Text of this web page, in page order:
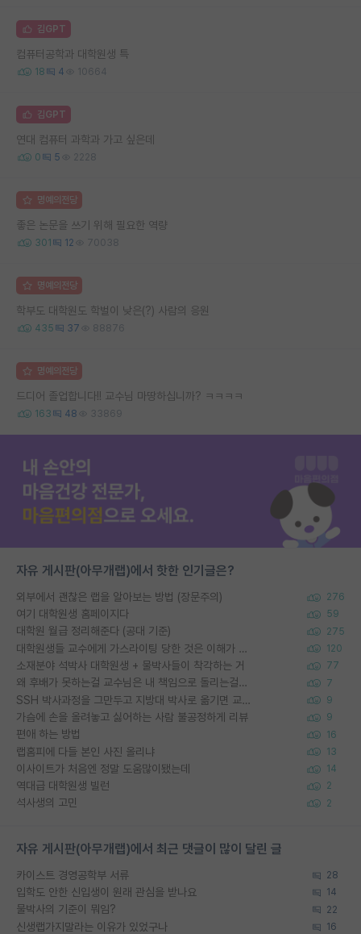
김GPT
컴퓨터공학과 대학원생 특
18 4 10664
김GPT
연대 컴퓨터 과학과 가고 싶은데
0 5 2228
명예의전당
좋은 논문을 쓰기 위해 필요한 역량
301 12 70038
명예의전당
학부도 대학원도 학벌이 낮은(?) 사람의 응원
435 37 88876
명예의전당
드디어 졸업합니다!! 교수님 마땅하십니까? ㅋㅋㅋㅋ
163 48 33869
자유 게시판(아무개랩)에서 핫한 인기글은?
외부에서 괜찮은 랩을 알아보는 방법 (장문주의) 276
여기 대학원생 홈페이지다 59
대학원 월급 정리해준다 (공대 기준) 275
대학원생들 교수에게 가스라이팅 당한 것은 이해가 갑니다. 안타깝네요. 120
소재분야 석박사 대학원생 + 물박사들이 착각하는 거 77
왜 후배가 못하는걸 교수님은 내 책임으로 돌리는걸까요? 7
SSH 박사과정을 그만두고 지방대 박사로 옮기면 교수의 꿈은 끝일까요? 9
가슴에 손을 올려놓고 싫어하는 사람 불공정하게 리뷰 9
편애 하는 방법 16
랩홈피에 다들 본인 사진 올리냐 13
이사이트가 처음엔 정말 도움많이됐는데 14
역대급 대학원생 빌런 2
석사생의 고민 2
자유 게시판(아무개랩)에서 최근 댓글이 많이 달린 글
카이스트 경영공학부 서류 28
입학도 안한 신입생이 원래 관심을 받나요 14
물박사의 기준이 뭐임? 22
신생랩가지말라는 이유가 있었구나 16